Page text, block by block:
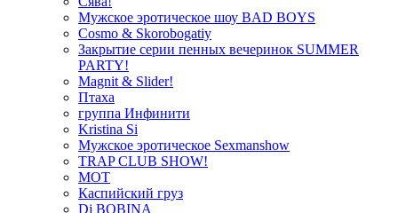
Мужское эротическое шоу BAD BOYS
Cosmo & Skorobogatiy
Закрытие серии пенных вечеринок SUMMER
PARTY!
Magnit & Slider!
Птаха
группа Инфинити
Kristina Si
Мужское эротическое Sexmanshow
TRAP CLUB SHOW!
МОТ
Каспийский груз
Dj BOBINA